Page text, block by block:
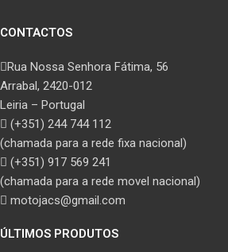
CONTACTOS
Rua Nossa Senhora Fátima, 56
Arrabal, 2420-012
Leiria – Portugal
(+351) 244 744 112
(chamada para a rede fixa nacional)
(+351) 917 569 241
(chamada para a rede movel nacional)
motojacs@gmail.com
ÚLTIMOS PRODUTOS